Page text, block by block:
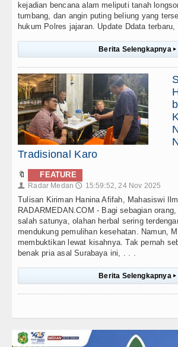
kejadian bencana alam meliputi tanah
tumbang, dan angin puting beliung yang
hukum Polres jajaran. Update Ddata terbaru,
Berita Selengkapnya ▸
Tradisional Karo
🔖 FEATURE
👤 Radar Medan 🕔 15:59:52, 24 Nov 2025
Tulisan Kiriman Hanina Afifah, Mahasiswi
RADARMEDAN.COM - Bagi sebagian
salah satunya, olahan herbal sering
mendukung pemulihan kesehatan. Namun,
membuktikan lewat kisahnya. Tak pernah
benak pria asal Surabaya ini, . . .
Berita Selengkapnya ▸